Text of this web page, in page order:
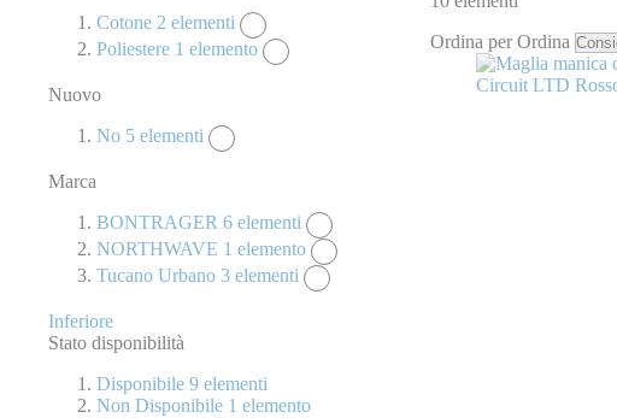
Ordina per Ordina
Cotone 2 elementi
Poliestere 1 elemento
Nuovo
No 5 elementi
Marca
BONTRAGER 6 elementi
NORTHWAVE 1 elemento
Tucano Urbano 3 elementi
Inferiore
Stato disponibilità
Disponibile 9 elementi
Non Disponibile 1 elemento